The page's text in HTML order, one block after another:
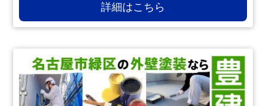
詳細はこちら